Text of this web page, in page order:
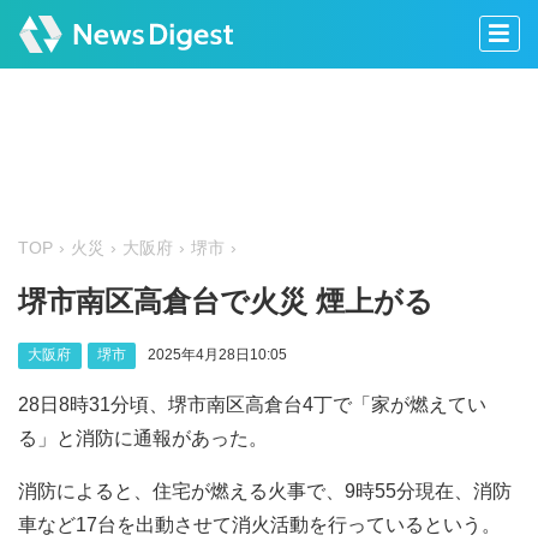
TOP 火災 大阪府 堺市
堺市南区高倉台で火災 煙上がる
大阪府 堺市 2025年4月28日10:05
28日8時31分頃、堺市南区高倉台4丁で「家が燃えてい
る」と消防に通報があった。
消防によると、住宅が燃える火事で、9時55分現在、消防
車など17台を出動させて消火活動を行っているという。